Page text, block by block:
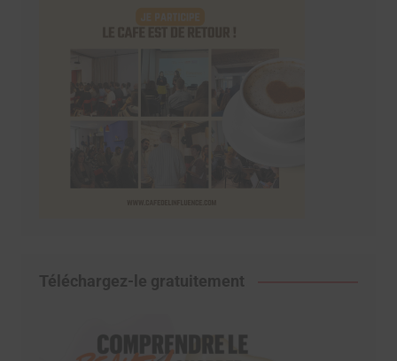
Téléchargez-le gratuitement